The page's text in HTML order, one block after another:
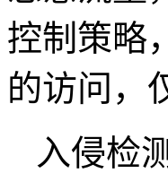
控制策略
的访问，
入侵检